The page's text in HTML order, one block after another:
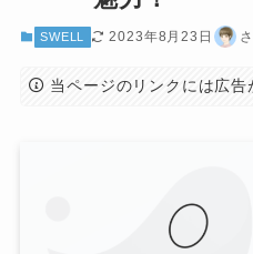
SWELL 2023年8月23日
当ページのリンクには広告